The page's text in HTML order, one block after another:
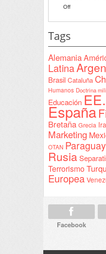
Offon
Tags
Alemania
Latina
Brasil Cataluña
Humanos Doctrina
Educación
España
Bretaña Grecia
Marketing
OTAN Paraguay
Rusia
Terrorismo
Europea
Facebook